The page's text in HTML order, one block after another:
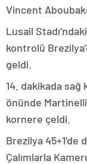
Vincent
Lusail
kontrolü
geldi.
14. dakikada sağ
önünde
kornere çeldi.
Brezilya 45+1’de
Çalımlarla